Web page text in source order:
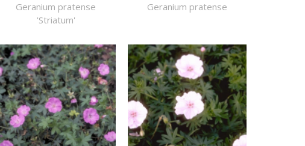
Geranium pratense
'Striatum'
Geranium pratense